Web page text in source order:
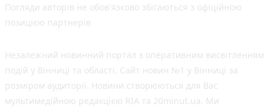
Погляди авторів не обов'язково збігаються з офіційною
позицією партнерів
Незалежний новинний портал з оперативним висвітленням
подій у Вінниці та області. Сайт новин №1 у Вінниці за
розміром аудиторії. Новини створюються для Вас
мультимедійною редакцією RIA та 20minut.ua. Ми